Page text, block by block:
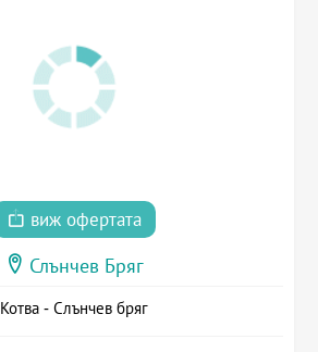
виж офертата
Слънчев Бряг
Котва - Слънчев бряг